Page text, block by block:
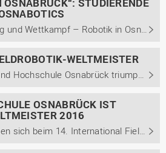
STUDIERENDE
Austausch, Entwicklung und Wettkampf – Robotik in Osnabrück vernetzt
WELTMEISTER
Team der Universität und Hochschule Osnabrück triumphiert beim internationalen Wettbewerb "Field Robot Event" in Italien
OSNABRÜCK IST
2016
Die Studierenden setzten sich beim 14. International Field Robot Event gegen 15 internationale Teams durch.